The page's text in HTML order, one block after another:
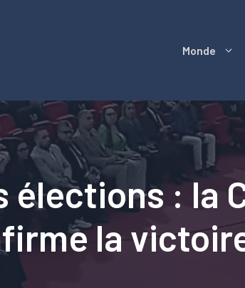
Monde
élections : la
la